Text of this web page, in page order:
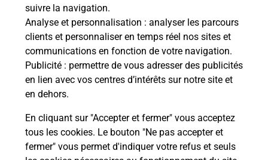
suivre la navigation.
Analyse et personnalisation : analyser les parcours
clients et personnaliser en temps réel nos sites et
communications en fonction de votre navigation.
Publicité : permettre de vous adresser des publicités
en lien avec vos centres d’intérêts sur notre site et
en dehors.
En cliquant sur "Accepter et fermer" vous acceptez
tous les cookies. Le bouton "Ne pas accepter et
fermer" vous permet d'indiquer votre refus et seuls
Quel réseau utilise La Poste Mobile ?
Est-ce que je peux garder mon
numéro de mobile gratuitement ?
Est-ce que je peux bénéficier de la 5G
avec La Poste Mobile ?
Est-ce que je peux utiliser mon forfait